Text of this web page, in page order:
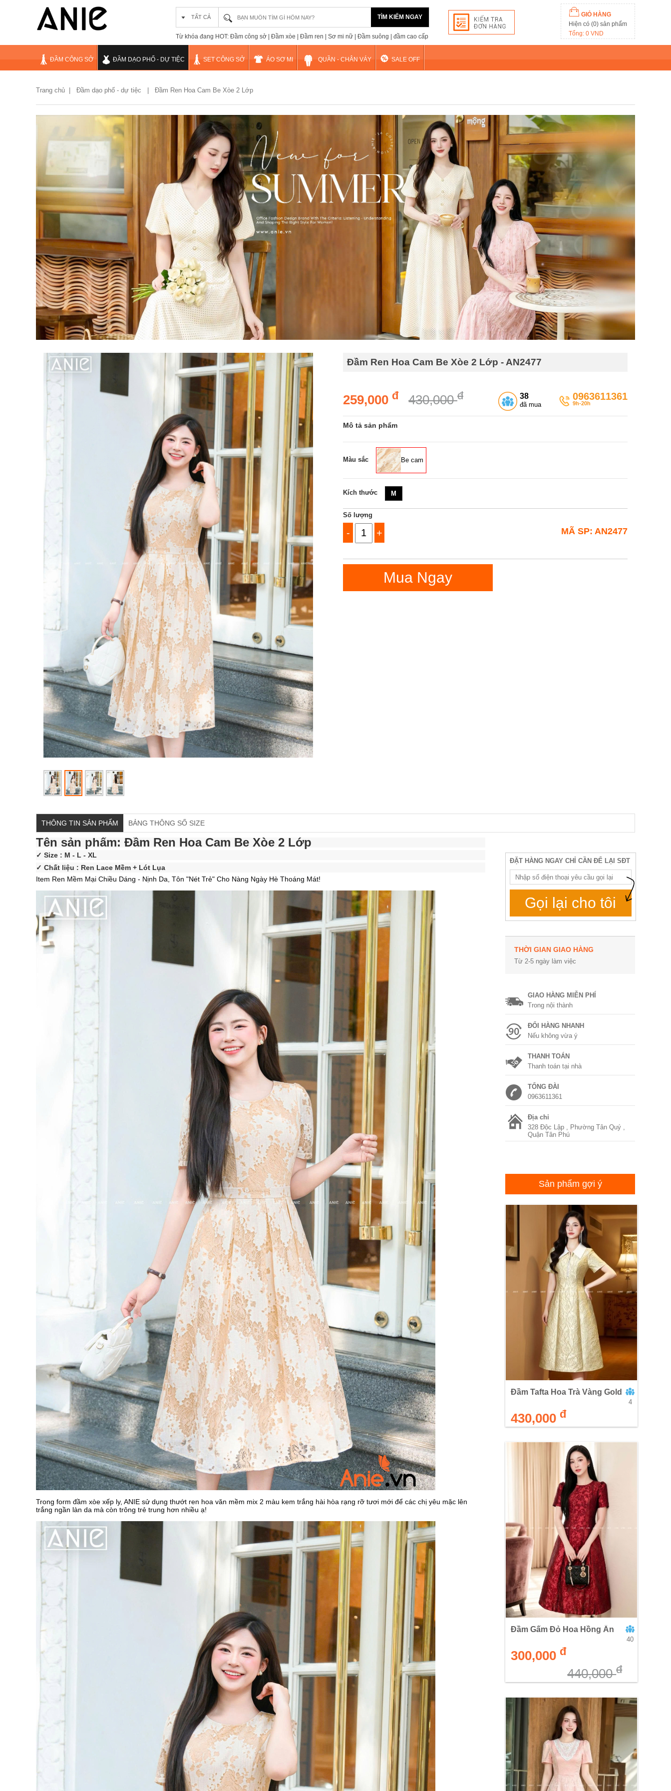
TẤT CẢ TÌM KIẾM NGAY
Từ khóa đang HOT: Đầm công sở | Đầm xòe | Đầm ren | Sơ mi nữ | Đầm suông | đầm cao cấp
GIỎ HÀNG
Hiện có (0) sản phẩm
Tổng: 0 VND
ĐẦM CÔNG SỞ ĐẦM DẠO PHỐ - DỰ TIỆC SET CÔNG SỞ ÁO SƠ MI QUẦN - CHÂN VÁY SALE OFF
Trang chủ Đầm dạo phố - dự tiệc | Đầm Ren Hoa Cam Be Xòe 2 Lớp
Đầm Ren Hoa Cam Be Xòe 2 Lớp - AN2477
259,000 đ 430,000đ 38
đã mua
0963611361
9h-20h
Mô tả sản phẩm
Màu sắc Be cam
Kích thước M
Số lượng
- + MÃ SP: AN2477
Mua Ngay
THÔNG TIN SẢN PHẨM BẢNG THÔNG SỐ SIZE
Tên sản phẩm: Đầm Ren Hoa Cam Be Xòe 2 Lớp
✓ Size : M - L - XL
✓ Chất liệu : Ren Lace Mềm + Lót Lụa
Item Ren Mềm Mại Chiều Dáng - Nịnh Da, Tôn "Nét Trẻ" Cho Nàng Ngày Hè Thoáng Mát!
Trong form đầm xòe xếp ly, ANIE sử dụng thướt ren hoa văn mềm mix 2 màu kem trắng hài hòa rạng rỡ tươi mới để các chị yêu mặc lên
trắng ngần làn da mà còn trông trẻ trung hơn nhiều ạ!
ĐẶT HÀNG NGAY CHỈ CẦN ĐỂ LẠI SĐT
Gọi lại cho tôi
THỜI GIAN GIAO HÀNG
Từ 2-5 ngày làm việc
GIAO HÀNG MIỄN PHÍ
Trong nội thành
ĐỔI HÀNG NHANH
Nếu không vừa ý
THANH TOÁN
Thanh toán tại nhà
TỔNG ĐÀI
0963611361
Địa chỉ
328 Độc Lập , Phường Tân Quý ,
Quận Tân Phú
Sản phẩm gợi ý
Đầm Tafta Hoa Trà Vàng Gold
430,000 đ
4
Đầm Gấm Đỏ Hoa Hồng Ẩn
300,000 đ
440,000đ
40